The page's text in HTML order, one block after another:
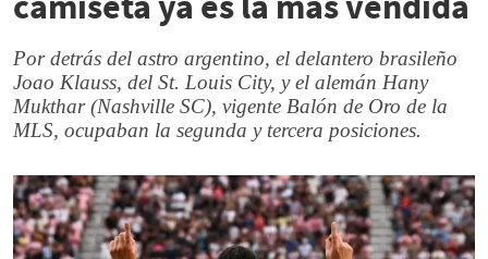
Por detrás del astro argentino, el delantero brasileño
Joao Klauss, del St. Louis City, y el alemán Hany
Mukthar (Nashville SC), vigente Balón de Oro de la
MLS, ocupaban la segunda y tercera posiciones.